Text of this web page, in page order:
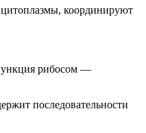
координируют
рибосом —
последовательности